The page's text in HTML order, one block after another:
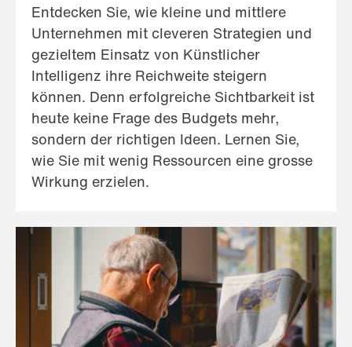
Entdecken Sie, wie kleine und mittlere
Unternehmen mit cleveren Strategien und
gezieltem Einsatz von Künstlicher
Intelligenz ihre Reichweite steigern
können. Denn erfolgreiche Sichtbarkeit ist
heute keine Frage des Budgets mehr,
sondern der richtigen Ideen. Lernen Sie,
wie Sie mit wenig Ressourcen eine grosse
Wirkung erzielen.